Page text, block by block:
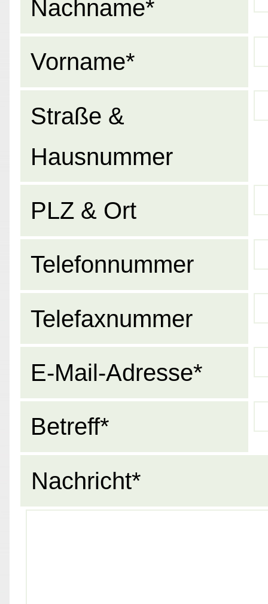
Nachname*
Vorname*
Straße &
Hausnummer
PLZ & Ort
Telefonnummer
Telefaxnummer
E-Mail-Adresse*
Betreff*
Nachricht*